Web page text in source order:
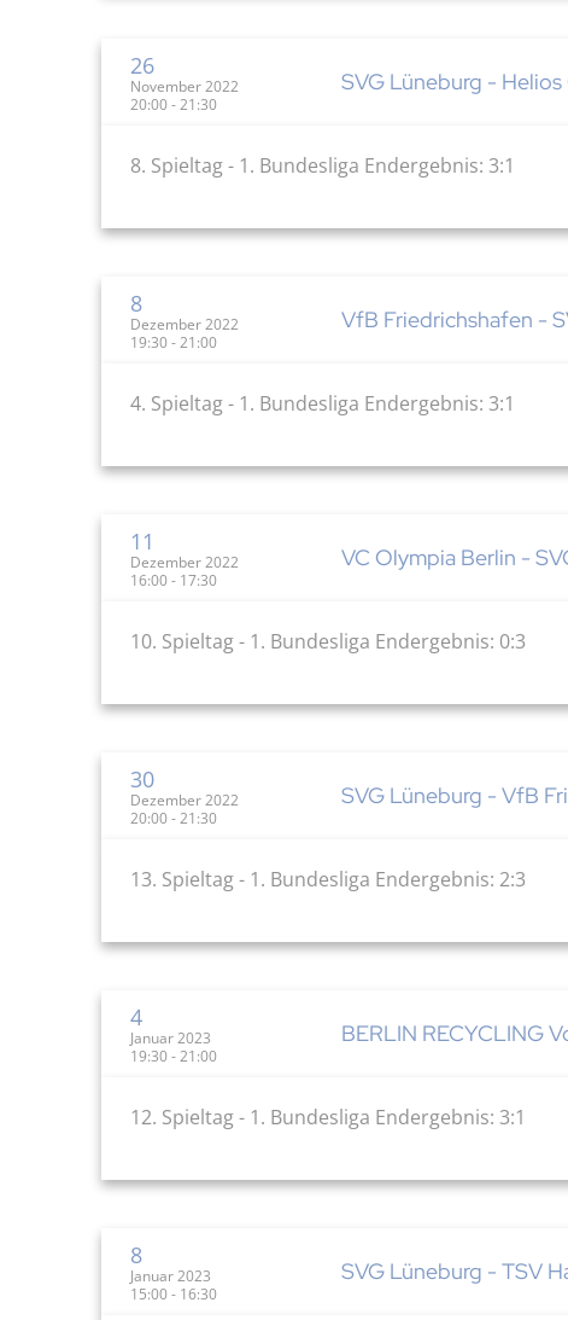
26
November 2022
20:00 - 21:30
SVG Lüneburg - Helios
8. Spieltag - 1. Bundesliga Endergebnis: 3:1
8
Dezember 2022
19:30 - 21:00
VfB Friedrichshafen -
4. Spieltag - 1. Bundesliga Endergebnis: 3:1
11
Dezember 2022
16:00 - 17:30
VC Olympia Berlin -
10. Spieltag - 1. Bundesliga Endergebnis: 0:3
30
Dezember 2022
20:00 - 21:30
SVG Lüneburg - VfB
13. Spieltag - 1. Bundesliga Endergebnis: 2:3
4
Januar 2023
19:30 - 21:00
BERLIN RECYCLING
12. Spieltag - 1. Bundesliga Endergebnis: 3:1
8
Januar 2023
15:00 - 16:30
SVG Lüneburg - TSV